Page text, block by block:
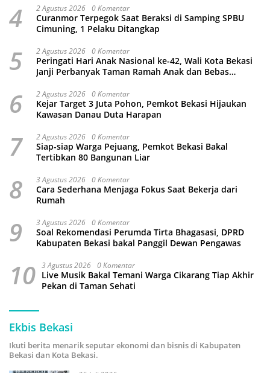
4 2 Agustus 2026 0 Komentar
Curanmor Terpegok Saat Beraksi di Samping SPBU
Cimuning, 1 Pelaku Ditangkap
5 2 Agustus 2026 0 Komentar
Peringati Hari Anak Nasional ke-42, Wali Kota Bekasi
Janji Perbanyak Taman Ramah Anak dan Bebas
6 2 Agustus 2026 0 Komentar
Kejar Target 3 Juta Pohon, Pemkot Bekasi Hijaukan
Kawasan Danau Duta Harapan
7 2 Agustus 2026 0 Komentar
Siap-siap Warga Pejuang, Pemkot Bekasi Bakal
Tertibkan 80 Bangunan Liar
8 3 Agustus 2026 0 Komentar
Cara Sederhana Menjaga Fokus Saat Bekerja dari
Rumah
9 3 Agustus 2026 0 Komentar
Soal Rekomendasi Perumda Tirta Bhagasasi, DPRD
Kabupaten Bekasi bakal Panggil Dewan Pengawas
10 3 Agustus 2026 0 Komentar
Live Musik Bakal Temani Warga Cikarang Tiap Akhir
Pekan di Taman Sehati
Ekbis Bekasi
Ikuti berita menarik seputar ekonomi dan bisnis di Kabupaten
Bekasi dan Kota Bekasi.